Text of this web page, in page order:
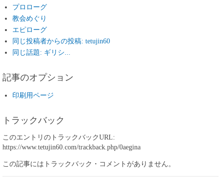
プロローグ
教会めぐり
エピローグ
同じ投稿者からの投稿: tetujin60
同じ話題: ギリシ...
記事のオプション
印刷用ページ
トラックバック
このエントリのトラックバックURL:
https://www.tetujin60.com/trackback.php/0aegina
この記事にはトラックバック・コメントがありません。